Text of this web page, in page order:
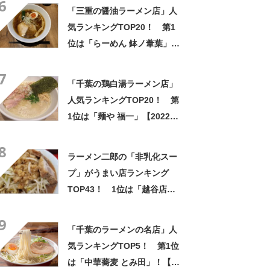
「三重の醤油ラーメン店」人
気ランキングTOP20！ 第1
位は「らーめん 鉢ノ葦葉」
「千葉の鶏白湯ラーメン店」
人気ランキングTOP20！ 第
1位は「麺や 福一」【2022年
ラーメン二郎の「非乳化スー
プ」がうまい店ランキング
TOP43！ 1位は「越谷店」
「千葉のラーメンの名店」人
気ランキングTOP5！ 第1位
は「中華蕎麦 とみ田」！【食